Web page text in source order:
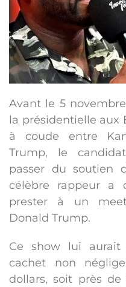
Avant le 5
la présidentielle aux
à coude entre
Trump, le
passer du soutien
célèbre rappeur a
prester à un
Donald Trump.
Ce show lui
cachet non
dollars, soit près